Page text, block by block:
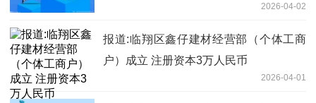
2026-04-02
报道:临翔区鑫仔建材经营部（个体工商
户）成立 注册资本3万人民币
2026-04-01